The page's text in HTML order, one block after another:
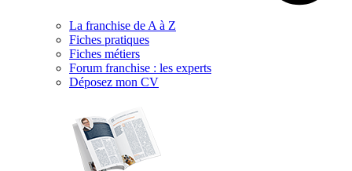
La franchise de A à Z
Fiches pratiques
Fiches métiers
Forum franchise : les experts
Déposez mon CV